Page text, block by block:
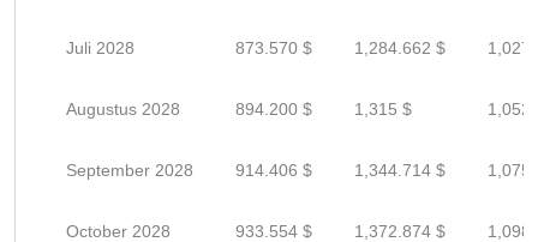
Juli 2028 873.570 $ 1,284.662 $
Augustus 2028 894.200 $ 1,315 $ 1,052
September 2028 914.406 $ 1,344.714 $
October 2028 933.554 $ 1,372.874 $